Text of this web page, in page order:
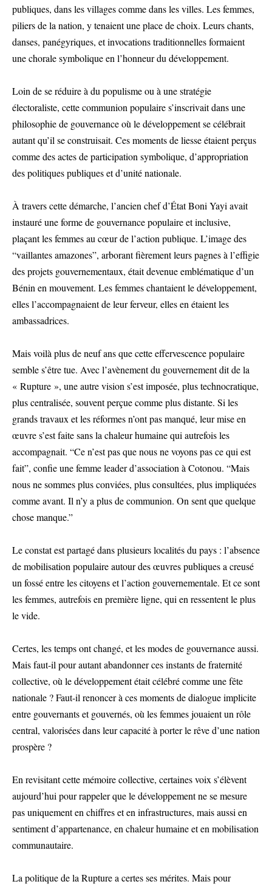
publiques, dans les villages comme dans les villes. Les femmes,
piliers de la nation, y tenaient une place de choix. Leurs chants,
danses, panégyriques, et invocations traditionnelles formaient
une chorale symbolique en l’honneur du développement.
Loin de se réduire à du populisme ou à une stratégie
électoraliste, cette communion populaire s’inscrivait dans une
philosophie de gouvernance où le développement se célébrait
autant qu’il se construisait. Ces moments de liesse étaient perçus
comme des actes de participation symbolique, d’appropriation
des politiques publiques et d’unité nationale.
À travers cette démarche, l’ancien chef d’État Boni Yayi avait
instauré une forme de gouvernance populaire et inclusive,
plaçant les femmes au cœur de l’action publique. L’image des
“vaillantes amazones”, arborant fièrement leurs pagnes à l’effigie
des projets gouvernementaux, était devenue emblématique d’un
Bénin en mouvement. Les femmes chantaient le développement,
elles l’accompagnaient de leur ferveur, elles en étaient les
ambassadrices.
Mais voilà plus de neuf ans que cette effervescence populaire
semble s’être tue. Avec l’avènement du gouvernement dit de la
« Rupture », une autre vision s’est imposée, plus technocratique,
plus centralisée, souvent perçue comme plus distante. Si les
grands travaux et les réformes n’ont pas manqué, leur mise en
œuvre s’est faite sans la chaleur humaine qui autrefois les
accompagnait. “Ce n’est pas que nous ne voyons pas ce qui est
fait”, confie une femme leader d’association à Cotonou. “Mais
nous ne sommes plus conviées, plus consultées, plus impliquées
comme avant. Il n’y a plus de communion. On sent que quelque
chose manque.”
Le constat est partagé dans plusieurs localités du pays : l’absence
de mobilisation populaire autour des œuvres publiques a creusé
un fossé entre les citoyens et l’action gouvernementale. Et ce sont
les femmes, autrefois en première ligne, qui en ressentent le plus
le vide.
Certes, les temps ont changé, et les modes de gouvernance aussi.
Mais faut-il pour autant abandonner ces instants de fraternité
collective, où le développement était célébré comme une fête
nationale ? Faut-il renoncer à ces moments de dialogue implicite
entre gouvernants et gouvernés, où les femmes jouaient un rôle
central, valorisées dans leur capacité à porter le rêve d’une nation
prospère ?
En revisitant cette mémoire collective, certaines voix s’élèvent
aujourd’hui pour rappeler que le développement ne se mesure
pas uniquement en chiffres et en infrastructures, mais aussi en
sentiment d’appartenance, en chaleur humaine et en mobilisation
communautaire.
La politique de la Rupture a certes ses mérites. Mais pour